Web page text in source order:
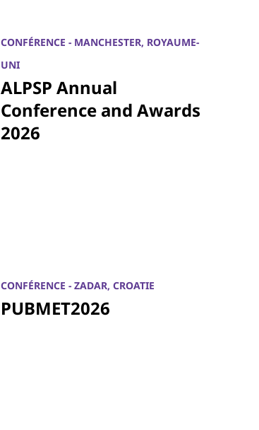
CONFÉRENCE - MANCHESTER, ROYAUME-
UNI
ALPSP Annual
Conference and Awards
2026
CONFÉRENCE - ZADAR, CROATIE
PUBMET2026